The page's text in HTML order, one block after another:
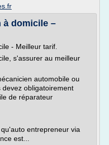
à domicile –
- Meilleur tarif.
s'assurer au meilleur
automobile ou
devez obligatoirement
de réparateur
entrepreneur via
est...